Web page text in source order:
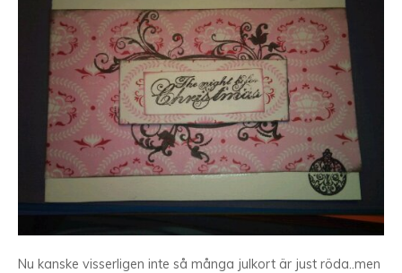
Nu kanske visserligen inte så många julkort är just röda..men